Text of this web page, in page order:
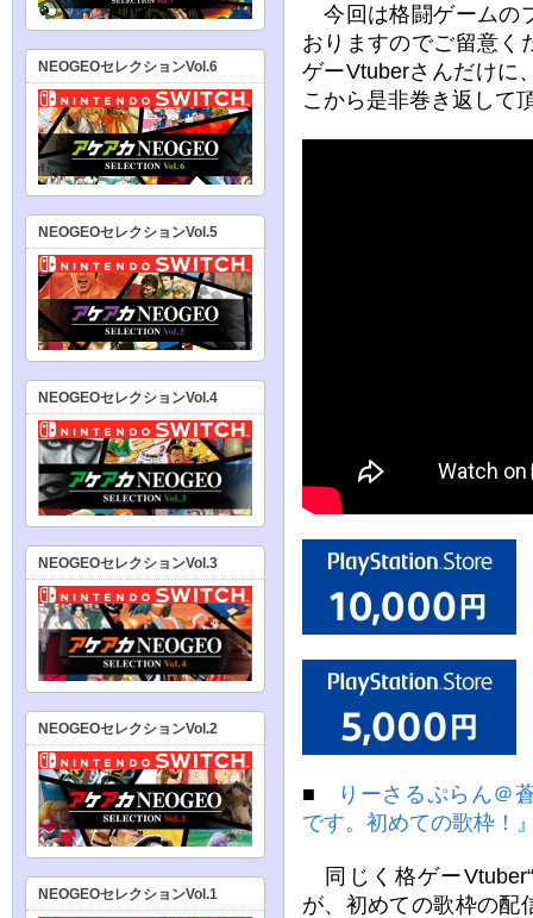
今回は格闘ゲームの
おりますのでご留意く
ゲーVtuberさんだけに
こから是非巻き返して
■
りーさるぷらん＠
です。初めての歌枠！
同じく格ゲー
が、初めての歌枠の配
NEOGEOセレクションVol.6
NEOGEOセレクションVol.5
NEOGEOセレクションVol.4
NEOGEOセレクションVol.3
NEOGEOセレクションVol.2
NEOGEOセレクションVol.1